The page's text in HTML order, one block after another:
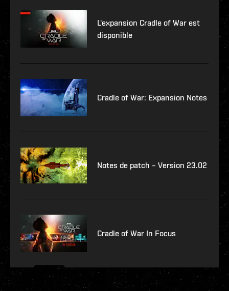
L'expansion Cradle of War est
disponible
Cradle of War: Expansion Notes
Notes de patch – Version 23.02
Cradle of War In Focus